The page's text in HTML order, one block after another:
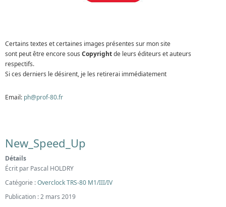
Certains textes et certaines images présentes sur mon site
sont peut être encore sous Copyrightde leurs éditeurs et auteurs
respectifs.
Si ces derniers le désirent, je les retirerai immédiatement
Email: ph@prof-80.fr
New_Speed_Up
Détails
Écrit par Pascal HOLDRY
Catégorie :Overclock TRS-80 M1/III/IV
Publication : 2 mars 2019